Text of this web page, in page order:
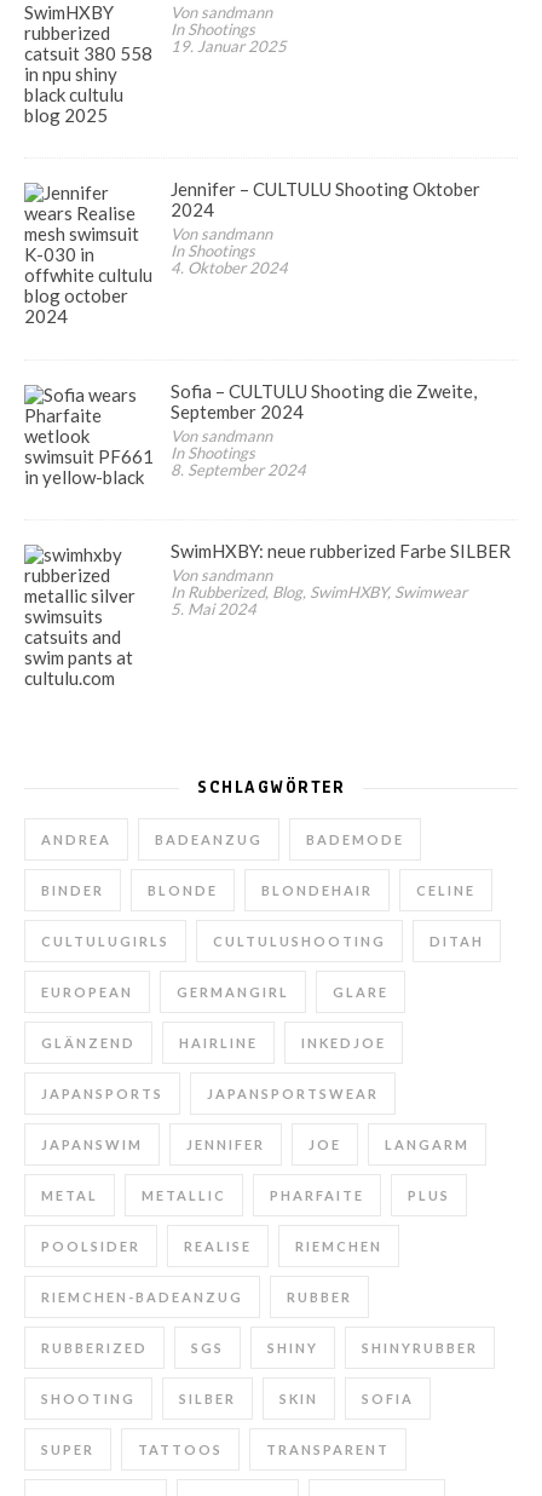
Von sandmann
In Shootings
19. Januar 2025
Jennifer – CULTULU Shooting Oktober
2024
Von sandmann
In Shootings
4. Oktober 2024
Sofia – CULTULU Shooting die Zweite,
September 2024
Von sandmann
In Shootings
8. September 2024
SwimHXBY: neue rubberized Farbe SILBER
Von sandmann
In Rubberized, Blog, SwimHXBY, Swimwear
5. Mai 2024
SCHLAGWÖRTER
ANDREA BADEANZUG BADEMODE
BINDER BLONDE BLONDEHAIR CELINE
CULTULUGIRLS CULTULUSHOOTING DITAH
EUROPEAN GERMANGIRL GLARE
GLÄNZEND HAIRLINE INKEDJOE
JAPANSPORTS JAPANSPORTSWEAR
JAPANSWIM JENNIFER JOE LANGARM
METAL METALLIC PHARFAITE PLUS
POOLSIDER REALISE RIEMCHEN
RIEMCHEN-BADEANZUG RUBBER
RUBBERIZED SGS SHINY SHINYRUBBER
SHOOTING SILBER SKIN SOFIA
SUPER TATTOOS TRANSPARENT